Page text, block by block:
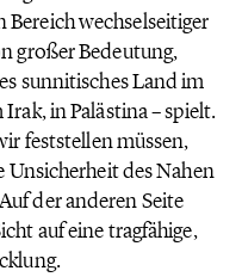
wechselseitiger
großer Bedeutung,
sunnitisches Land im
in Palästina – spielt.
feststellen müssen,
des Nahen
der anderen Seite
auf eine tragfähige,